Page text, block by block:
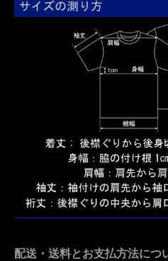
配送・送料とお支払方法につ